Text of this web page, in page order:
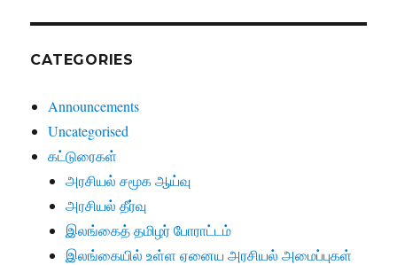
CATEGORIES
Announcements
Uncategorised
கட்டுரைகள்
அரசியல் சமூக ஆய்வு
அரசியல் தீர்வு
இலங்கைத் தமிழர் போராட்டம்
இலங்கையில் உள்ள ஏனைய அரசியல் அமைப்புகள்